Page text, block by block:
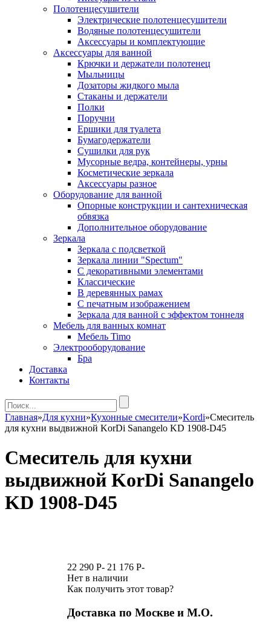
Полотенцесушители
Электрические полотенцесушители
Водяные полотенцесушители
Аксессуары и комплектующие
Аксессуары для ванной
Крючки и держатели полотенец
Мыльницы
Дозаторы жидкого мыла
Стаканы и держатели
Полки
Поручни
Ершики для туалета
Бумагодержатели
Сушилки для рук
Мусорные ведра, контейнеры, урны
Косметические зеркала
Аксессуары разное
Оборудование для ванной
Опорные конструкции и сантехническая
обвязка
Дополнительное оборудование
Зеркала
Зеркала с подсветкой
Зеркала линии "Spectum"
С декоративными элементами
Классические
В деревянных рамах
С печатным изображением
Зеркала для ванной с эффектом тоннеля
Мебель для ванных комнат
Мебель Timo
Электрооборудование
Бра
Доставка
Контакты
Главная»Для кухни»Кухонные смесители»Kordi»Смеситель
для кухни выдвижной KorDi Sanangelo KD 1908-D45
Смеситель для кухни
выдвижной KorDi Sanangelo
KD 1908-D45
22 290 P- 21 176 P-
Нет в наличии
Как получить этот товар?
Доставка по Москве и М.О.